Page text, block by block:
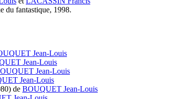
du fantastique, 1998.
Jean-Louis
Jean-Louis
Jean-Louis
Jean-Louis
de BOUQUET Jean-Louis